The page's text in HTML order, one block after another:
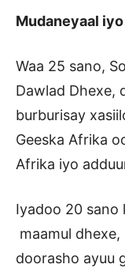
Mudaneyaal
Waa 25 sano,
Dawlad Dhexe,
burburisay
Geeska Afrika
Afrika iyo
Iyadoo 20 sano
maamul
doorasho ayuu